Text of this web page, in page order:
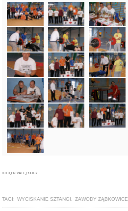
FOTO_PRIVATE_POLICY
TAGI: WYCISKANIE SZTANGI ZAWODY ZĄBKOWICE